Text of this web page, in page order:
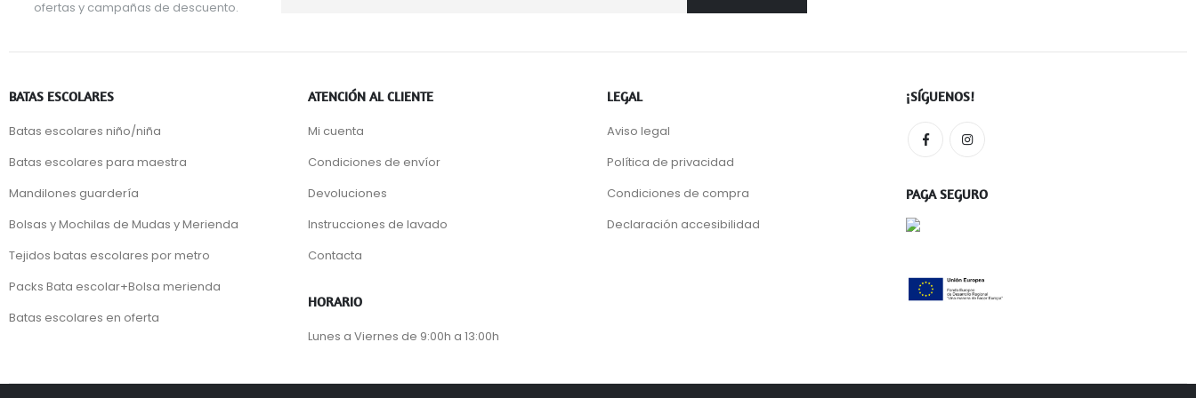
ofertas y campañas de descuento.
BATAS ESCOLARES
Batas escolares niño/niña
Batas escolares para maestra
Mandilones guardería
Bolsas y Mochilas de Mudas y Merienda
Tejidos batas escolares por metro
Packs Bata escolar+Bolsa merienda
Batas escolares en oferta
ATENCIÓN AL CLIENTE
Mi cuenta
Condiciones de envíor
Devoluciones
Instrucciones de lavado
Contacta
HORARIO
Lunes a Viernes de 9:00h a 13:00h
LEGAL
Aviso legal
Política de privacidad
Condiciones de compra
Declaración accesibilidad
¡SÍGUENOS!
PAGA SEGURO